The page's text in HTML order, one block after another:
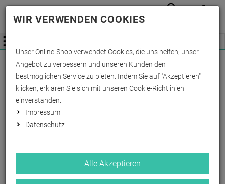
Wichtige Änderung für Fachhändler zum
01.09.2026 -Mehr Informationen hier
Anmelden
Menü
WIR VERWENDEN COOKIES
Unser Online-Shop verwendet Cookies, die uns helfen, unser
Angebot zu verbessern und unseren Kunden den
bestmöglichen Service zu bieten. Indem Sie auf "Akzeptieren"
klicken, erklären Sie sich mit unseren Cookie-Richtlinien
einverstanden.
Impressum
Datenschutz
Alle Akzeptieren